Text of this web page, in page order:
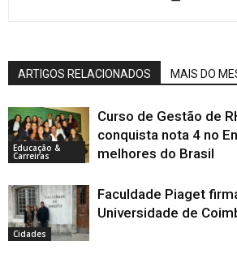
ARTIGOS RELACIONADOS MAIS DO
Educação &
Carreiras
Curso de Gestão de
conquista nota 4 no
melhores do Brasil
Cidades
Faculdade Piaget
Universidade de